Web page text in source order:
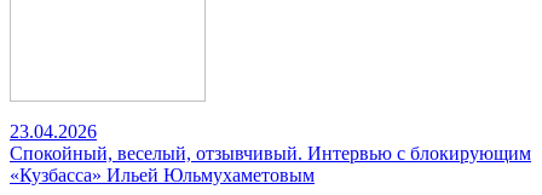
23.04.2026
Спокойный, веселый, отзывчивый. Интервью с блокирующим
«Кузбасса» Ильей Юльмухаметовым